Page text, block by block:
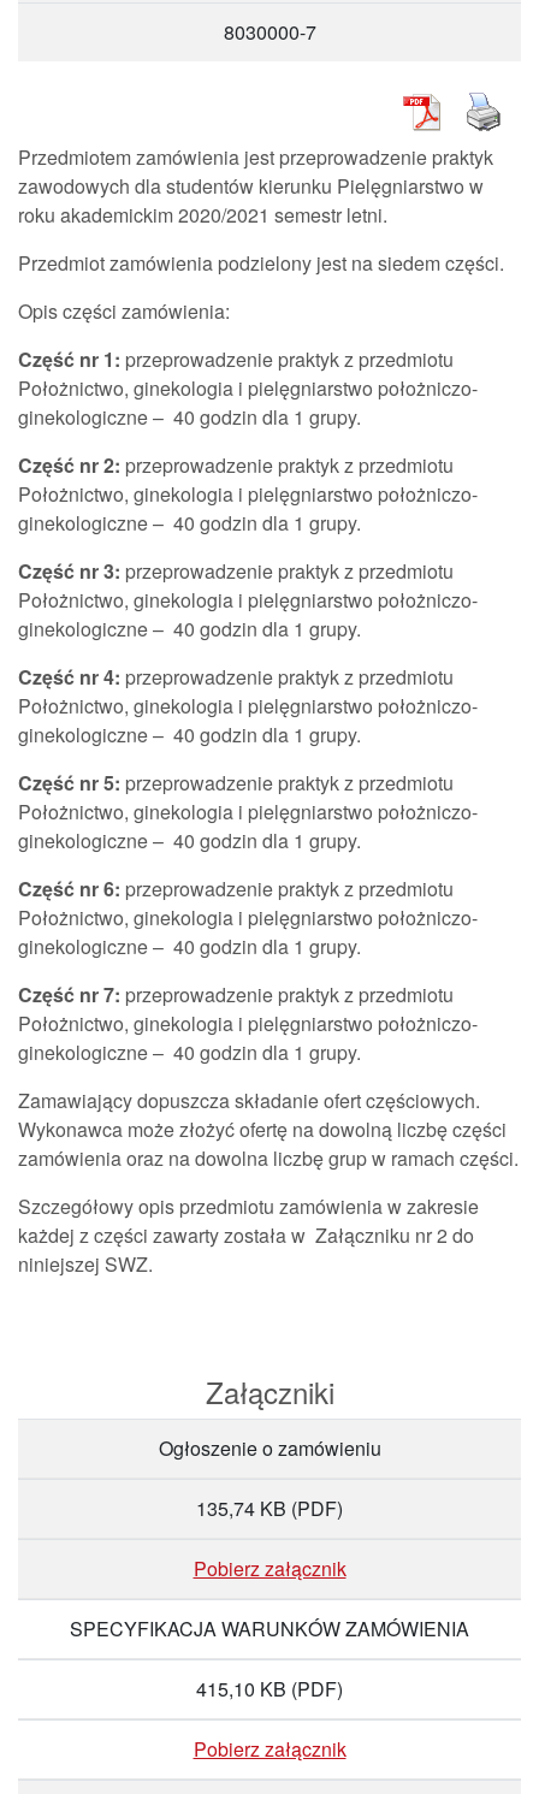
8030000-7
Przedmiotem zamówienia jest przeprowadzenie praktyk
zawodowych dla studentów kierunku Pielęgniarstwo w
roku akademickim 2020/2021 semestr letni.
Przedmiot zamówienia podzielony jest na siedem części.
Opis części zamówienia:
Część nr 1: przeprowadzenie praktyk z przedmiotu
Położnictwo, ginekologia i pielęgniarstwo położniczo-
ginekologiczne – 40 godzin dla 1 grupy.
Część nr 2: przeprowadzenie praktyk z przedmiotu
Położnictwo, ginekologia i pielęgniarstwo położniczo-
ginekologiczne – 40 godzin dla 1 grupy.
Część nr 3: przeprowadzenie praktyk z przedmiotu
Położnictwo, ginekologia i pielęgniarstwo położniczo-
ginekologiczne – 40 godzin dla 1 grupy.
Część nr 4: przeprowadzenie praktyk z przedmiotu
Położnictwo, ginekologia i pielęgniarstwo położniczo-
ginekologiczne – 40 godzin dla 1 grupy.
Część nr 5: przeprowadzenie praktyk z przedmiotu
Położnictwo, ginekologia i pielęgniarstwo położniczo-
ginekologiczne – 40 godzin dla 1 grupy.
Część nr 6: przeprowadzenie praktyk z przedmiotu
Położnictwo, ginekologia i pielęgniarstwo położniczo-
ginekologiczne – 40 godzin dla 1 grupy.
Część nr 7: przeprowadzenie praktyk z przedmiotu
Położnictwo, ginekologia i pielęgniarstwo położniczo-
ginekologiczne – 40 godzin dla 1 grupy.
Zamawiający dopuszcza składanie ofert częściowych.
Wykonawca może złożyć ofertę na dowolną liczbę części
zamówienia oraz na dowolna liczbę grup w ramach części.
Szczegółowy opis przedmiotu zamówienia w zakresie
każdej z części zawarty została w Załączniku nr 2 do
niniejszej SWZ.
Załączniki
Ogłoszenie o zamówieniu
135,74 KB (PDF)
Pobierz załącznik
SPECYFIKACJA WARUNKÓW ZAMÓWIENIA
415,10 KB (PDF)
Pobierz załącznik